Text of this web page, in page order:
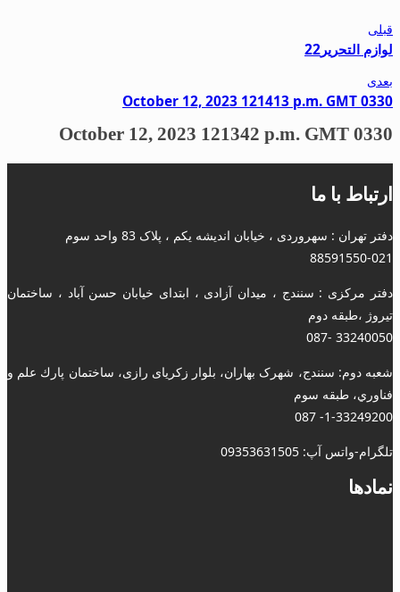
قبلی
لوازم التحریر22
بعدی
October 12, 2023 121413 p.m. GMT 0330
October 12, 2023 121342 p.m. GMT 0330
ارتباط با ما
دفتر تهران : سهروردی ، خیابان اندیشه یکم ، پلاک 83 واحد سوم
88591550-021
دفتر مرکزی : سنندج ، میدان آزادی ، ابتدای خیابان حسن آباد ، ساختمان
تیروژ ،طبقه دوم
33240050 -087
شعبه دوم: سنندج، شهرک بهاران، بلوار زکریای رازی، ساختمان پارك علم و
فناوري، طبقه سوم
1-33249200- 087
تلگرام-واتس آپ: 09353631505
نمادها